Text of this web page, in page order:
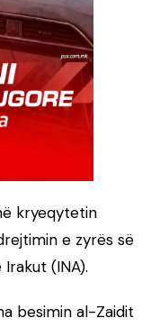
kryeqytetin
e zyrës së
(INA).
besimin al-Zaidit